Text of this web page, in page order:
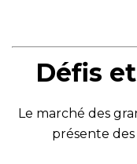
Défis
Le marché des
présente